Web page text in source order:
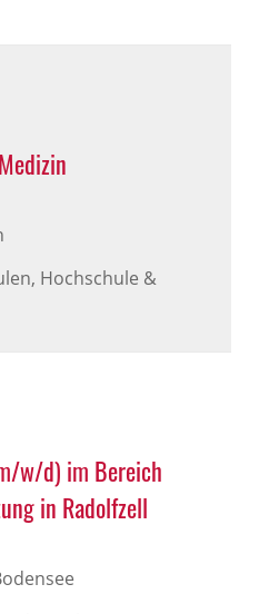
Hochschule &
w/d) im Bereich
in Radolfzell